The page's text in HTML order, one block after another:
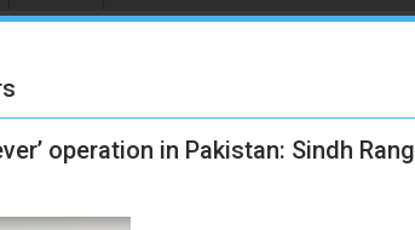
operation in Pakistan: Sindh